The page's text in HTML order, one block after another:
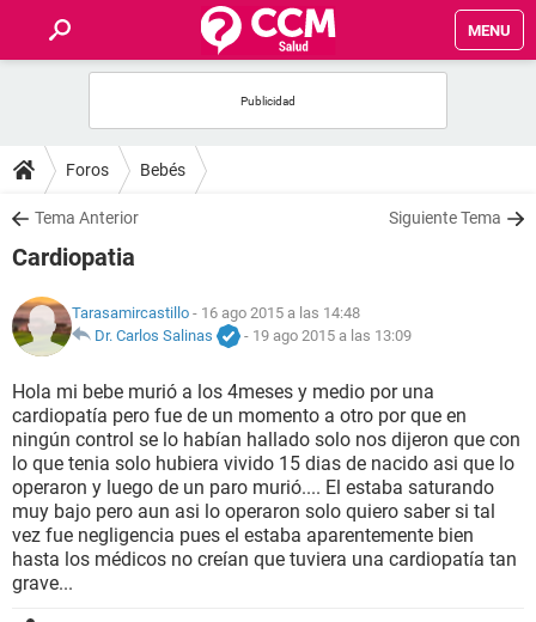
MENU
FOROS
SALUD
NUTRICIÓN
BIENESTAR
SEXUALIDAD
GLOSARIO
Foros Bebés
Tema Anterior Siguiente Tema
Cardiopatia
Tarasamircastillo - 16 ago 2015 a las 14:48
Dr. Carlos Salinas
- 19 ago 2015 a las 13:09
Hola mi bebe murió a los 4meses y medio por una
cardiopatía pero fue de un momento a otro por que en
ningún control se lo habían hallado solo nos dijeron que con
lo que tenia solo hubiera vivido 15 dias de nacido asi que lo
operaron y luego de un paro murió.... El estaba saturando
muy bajo pero aun asi lo operaron solo quiero saber si tal
vez fue negligencia pues el estaba aparentemente bien
hasta los médicos no creían que tuviera una cardiopatía tan
grave...